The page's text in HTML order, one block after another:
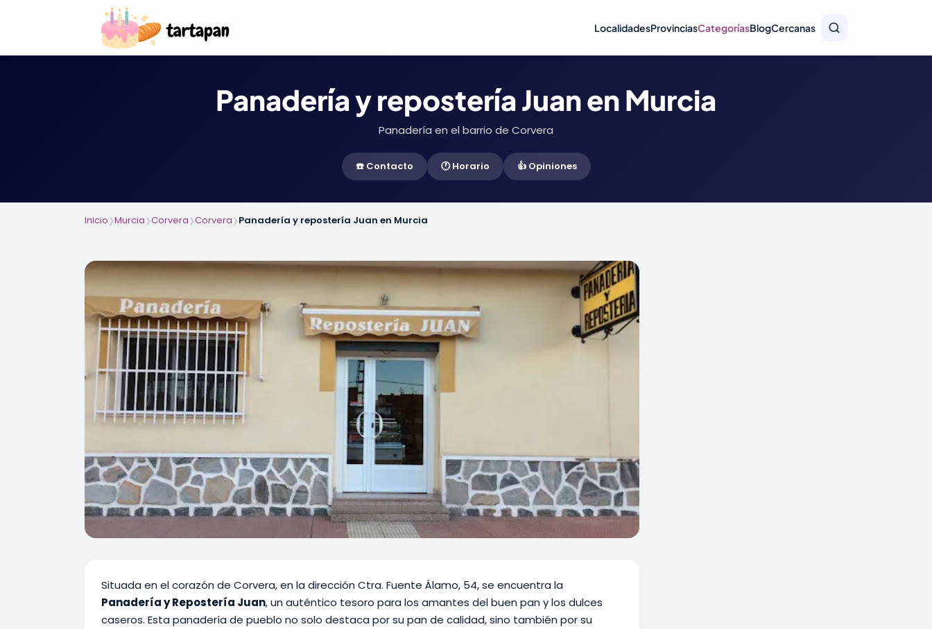
LocalidadesProvinciasCategoríasBlogCercanas
Panadería y repostería Juan en Murcia
Panadería en el barrio de Corvera
☎️ Contacto 🕐 Horario 👍 Opiniones
Inicio❯Murcia❯Corvera❯Corvera❯Panadería y repostería Juan en Murcia
Situada en el corazón de Corvera, en la dirección Ctra. Fuente Álamo, 54, se encuentra la
Panadería y Repostería Juan, un auténtico tesoro para los amantes del buen pan y los dulces
caseros. Esta panadería de pueblo no solo destaca por su pan de calidad, sino también por su